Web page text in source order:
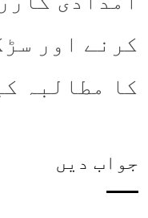
کرنے اور
کا مطالبہ
جواب دیں